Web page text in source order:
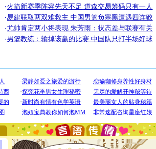
·火箭新赛季阵容先天不足 道森交易筹码只有一人
·易建联取两双难救主 中国男篮负塞黑遭遇四连败
·尤帅肯定两小将表现 朱芳雨：状态差与联赛有关
·男篮教练：输掉该赢的比赛 中国队只打半场好球
[圣诞节]圣诞节到了，想想没什么送给你的，又不打算给
要平安！千万要知足！千万不要忘记我！
[圣诞节]不只这样的日子才会想起你,而是这样的日子才
能正大光明地骚扰你,告诉你,圣诞要快乐!新年要快乐!天天